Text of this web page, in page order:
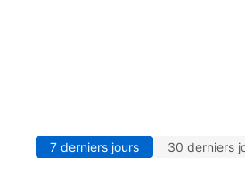
7 derniers jours 30 derniers